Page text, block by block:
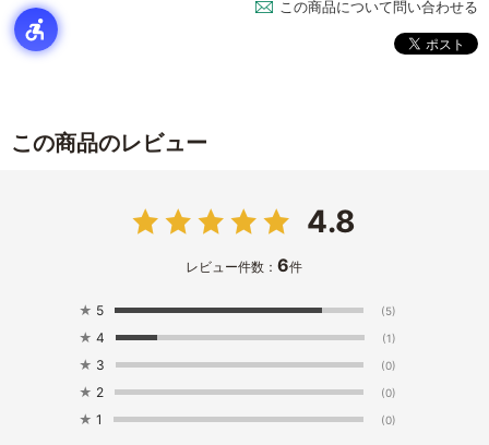
この商品について問い合わせる
この商品のレビュー
4.8
レビュー件数：6件
★ 5 (5)
★ 4 (1)
★ 3 (0)
★ 2 (0)
★ 1 (0)